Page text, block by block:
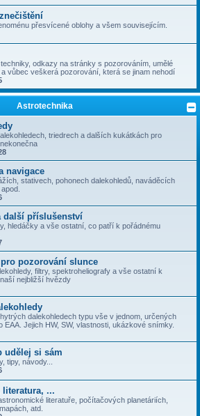
přesvícené oblohy a všem souvisejícím.
odkazy na stránky s pozorováním, umělé
vůbec veškerá pozorování, která se jinam nehodí
Astrotechnika
triedrech a dalších kukátkách pro
navigace
stativech, pohonech dalekohledů, naváděcích
další příslušenství
hledáčky a vše ostatní, co patří k pořádnému
pozorování slunce
filtry, spektroheliografy a vše ostatní k
nejbližší hvězdy
dalekohledech typu vše v jednom, určených
EAA. Jejich HW, SW, vlastnosti, ukázkové snímky.
udělej si sám
tipy, návody...
literatura, ...
literatuře, počítačových planetáriích,
atd.